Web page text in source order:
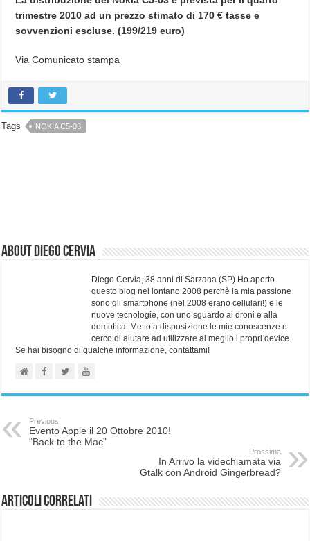
trimestre 2010 ad un prezzo stimato di 170 € tasse e
sovvenzioni escluse. (199/219 euro)
Via Comunicato stampa
Tags NOKIA C5-03
About Diego Cervia
Diego Cervia, 38 anni di Sarzana (SP) Ho aperto
questo blog nel lontano 2008 perchè la mia passione
sono gli smartphone (nel 2008 erano cellulari!) e le
nuove tecnologie, con uno sguardo ai droni e alla
domotica. Metto a disposizione le mie conoscenze e
cerco di aiutare ad utilizzare al meglio i propri device.
Se hai bisogno di qualche informazione, contattami!
Previous
Evento Apple il 20 Ottobre 2010!
“Back to the Mac”
Prossima
In Arrivo la videchiamata via
Gtalk con Android Gingerbread?
Articoli correlati